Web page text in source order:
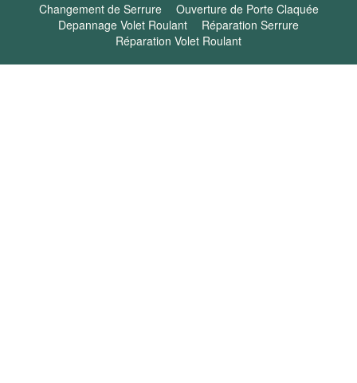
Changement de Serrure
Ouverture de Porte Claquée
Depannage Volet Roulant
Réparation Serrure
Réparation Volet Roulant